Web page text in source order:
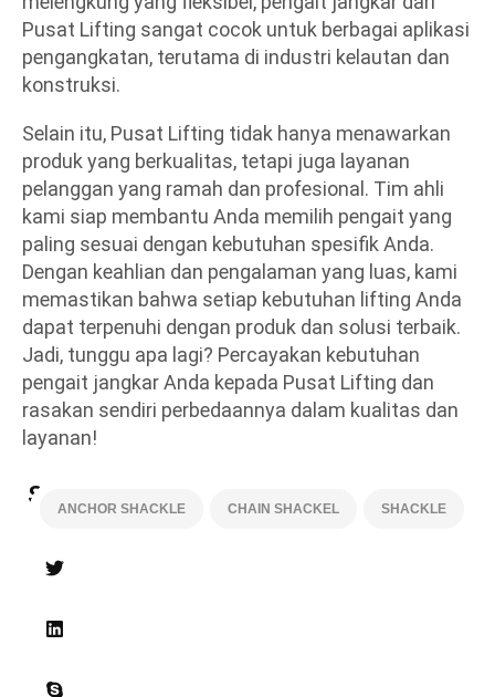
Pusat Lifting sangat cocok untuk berbagai aplikasi
pengangkatan, terutama di industri kelautan dan
konstruksi.
Selain itu, Pusat Lifting tidak hanya menawarkan
produk yang berkualitas, tetapi juga layanan
pelanggan yang ramah dan profesional. Tim ahli
kami siap membantu Anda memilih pengait yang
paling sesuai dengan kebutuhan spesifik Anda.
Dengan keahlian dan pengalaman yang luas, kami
memastikan bahwa setiap kebutuhan lifting Anda
dapat terpenuhi dengan produk dan solusi terbaik.
Jadi, tunggu apa lagi? Percayakan kebutuhan
pengait jangkar Anda kepada Pusat Lifting dan
rasakan sendiri perbedaannya dalam kualitas dan
layanan!
Share:ANCHOR SHACKLE CHAIN SHACKEL SHACKLE